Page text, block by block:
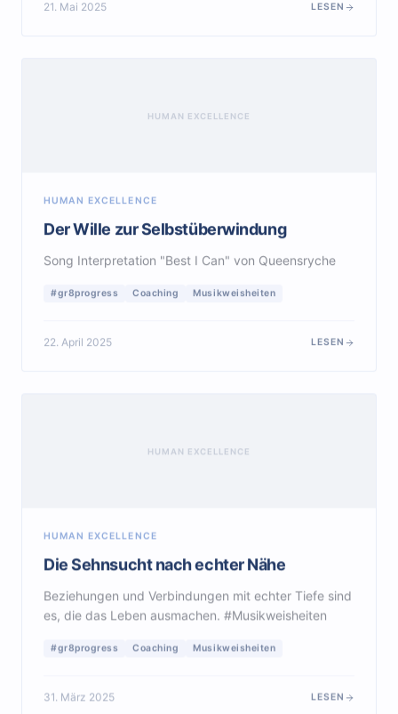
21. Mai 2025 LESEN
HUMAN EXCELLENCE
HUMAN EXCELLENCE
Der Wille zur Selbstüberwindung
Song Interpretation "Best I Can" von Queensryche
#gr8progress Coaching Musikweisheiten
22. April 2025 LESEN
HUMAN EXCELLENCE
HUMAN EXCELLENCE
Die Sehnsucht nach echter Nähe
Beziehungen und Verbindungen mit echter Tiefe sind
es, die das Leben ausmachen. #Musikweisheiten
#gr8progress Coaching Musikweisheiten
31. März 2025 LESEN